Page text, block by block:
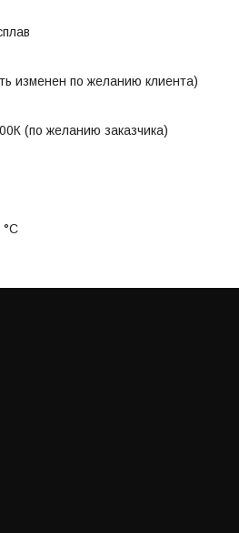
изменен по желанию клиента)
(по желанию заказчика)